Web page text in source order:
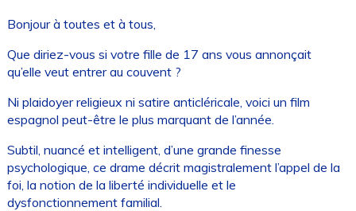
Bonjour à toutes et à tous,
Que diriez-vous si votre fille de 17 ans vous annonçait
qu’elle veut entrer au couvent ?
Ni plaidoyer religieux ni satire anticléricale, voici un film
espagnol peut-être le plus marquant de l’année.
Subtil, nuancé et intelligent, d’une grande finesse
psychologique, ce drame décrit magistralement l’appel de la
foi, la notion de la liberté individuelle et le
dysfonctionnement familial.